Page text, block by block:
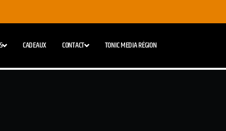
CADEAUX CONTACT TONIC MEDIA RÉGION